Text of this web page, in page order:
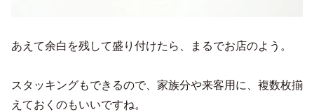
あえて余白を残して盛り付けたら、まるでお店のよう。
スタッキングもできるので、家族分や来客用に、複数枚揃
えておくのもいいですね。